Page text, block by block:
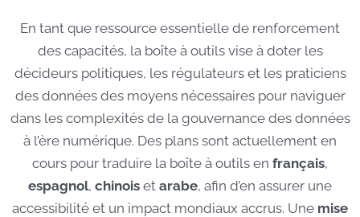
En tant que ressource essentielle de renforcement
des capacités, la boîte à outils vise à doter les
décideurs politiques, les régulateurs et les praticiens
des données des moyens nécessaires pour naviguer
dans les complexités de la gouvernance des données
à l’ère numérique. Des plans sont actuellement en
cours pour traduire la boîte à outils en français,
espagnol, chinois et arabe, afin d’en assurer une
accessibilité et un impact mondiaux accrus. Une mise